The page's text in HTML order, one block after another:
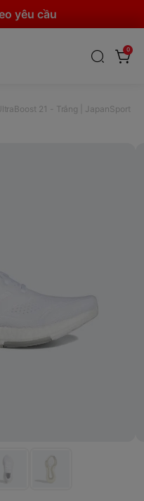
yêu cầu
0
21 - Trắng | JapanSport